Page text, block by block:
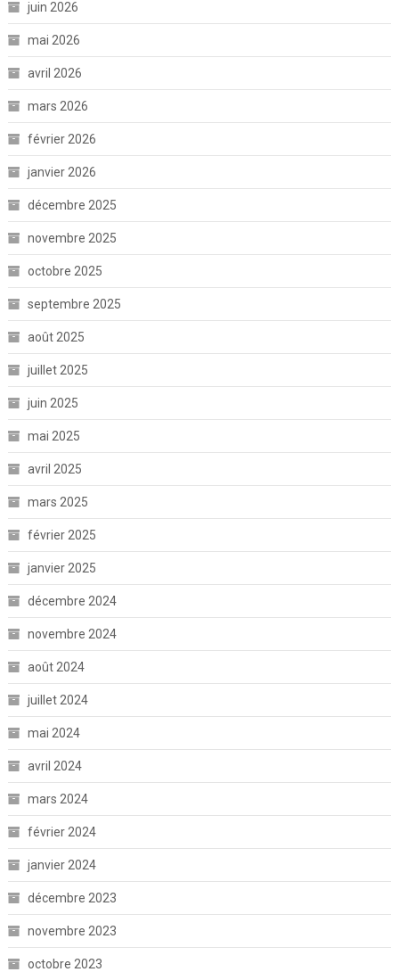
juin 2026
mai 2026
avril 2026
mars 2026
février 2026
janvier 2026
décembre 2025
novembre 2025
octobre 2025
septembre 2025
août 2025
juillet 2025
juin 2025
mai 2025
avril 2025
mars 2025
février 2025
janvier 2025
décembre 2024
novembre 2024
août 2024
juillet 2024
mai 2024
avril 2024
mars 2024
février 2024
janvier 2024
décembre 2023
novembre 2023
octobre 2023